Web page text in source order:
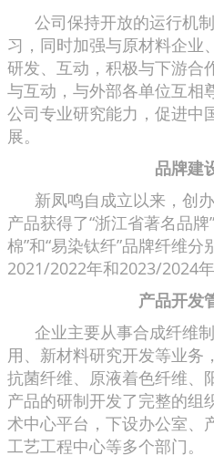
公司保持开放的运行机
习，同时加强与原材料企业
研发、互动，积极与下游合
与互动，与外部各单位互相
公司专业研究能力，促进中
展。
品牌建
新凤鸣自成立以来，创办
产品获得了“浙江省著名品牌
棉”和“易染钛纤”品牌纤维分
2021/2022年和2023/2024
产品开发
企业主要从事合成纤维
用、新材料研究开发等业务
抗菌纤维、原液着色纤维、
产品的研制开发了完整的组
术中心平台，下设办公室、
工艺工程中心等多个部门。